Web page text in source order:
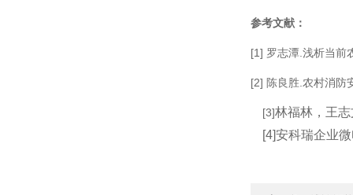
参考文献：
[1] 罗志潭.浅析当前
[2] 陈良胜.农村消防
[3]林福林，王
[4]安科瑞企业